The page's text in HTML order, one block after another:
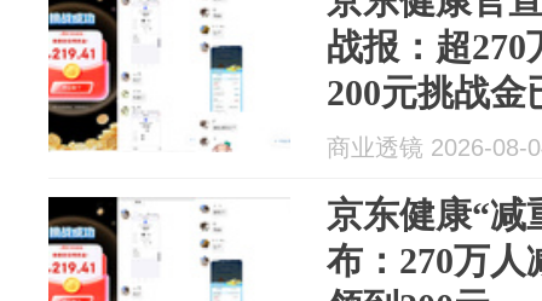
战报：超270
200元挑战金
商业透镜 2026-08-
京东健康“减
布：270万人